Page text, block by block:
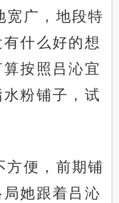
宽广，地段特
什么好的想
按照吕沁宜
粉铺子，试
方便，前期铺
她跟着吕沁